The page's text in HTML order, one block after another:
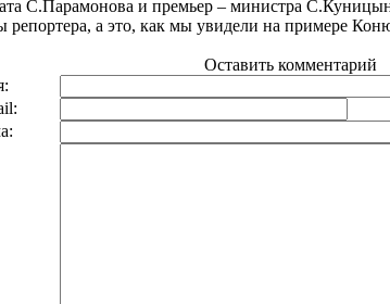
С.Парамонова и премьер – министра
а это, как мы увидели на примере
Оставить комментарий